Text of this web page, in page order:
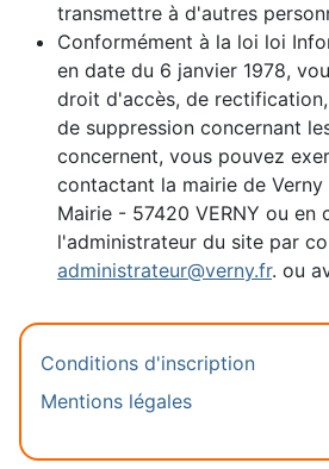
transmettre à d'autres
Conformément à la loi loi
en date du 6 janvier 1978,
droit d'accès, de
de suppression concernant
concernent, vous pouvez
contactant la mairie de
Mairie - 57420 VERNY ou en
l'administrateur du site par
administrateur@verny.fr. ou
Conditions d'inscription
Mentions légales